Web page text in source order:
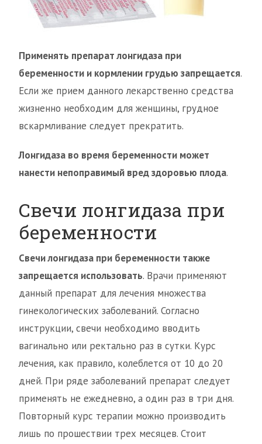
Применять препарат лонгидаза при
беременности и кормлении грудью запрещается.
Если же прием данного лекарственно средства
жизненно необходим для женщины, грудное
вскармливание следует прекратить.
Лонгидаза во время беременности может
нанести непоправимый вред здоровью плода.
Свечи лонгидаза при
беременности
Свечи лонгидаза при беременности также
запрещается использовать. Врачи применяют
данный препарат для лечения множества
гинекологических заболеваний. Согласно
инструкции, свечи необходимо вводить
вагинально или ректально раз в сутки. Курс
лечения, как правило, колеблется от 10 до 20
дней. При ряде заболеваний препарат следует
применять не ежедневно, а один раз в три дня.
Повторный курс терапии можно производить
лишь по прошествии трех месяцев. Стоит